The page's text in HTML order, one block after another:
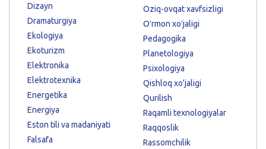
Dizayn
Dramaturgiya
Ekologiya
Ekoturizm
Elektronika
Elektrotexnika
Energetika
Energiya
Eston tili va madaniyati
Falsafa
Oziq-ovqat xavfsizligi
Oʻrmon xoʻjaligi
Pedagogika
Planetologiya
Psixologiya
Qishloq xo'jaligi
Qurilish
Raqamli texnologiyalar
Raqqoslik
Rassomchilik